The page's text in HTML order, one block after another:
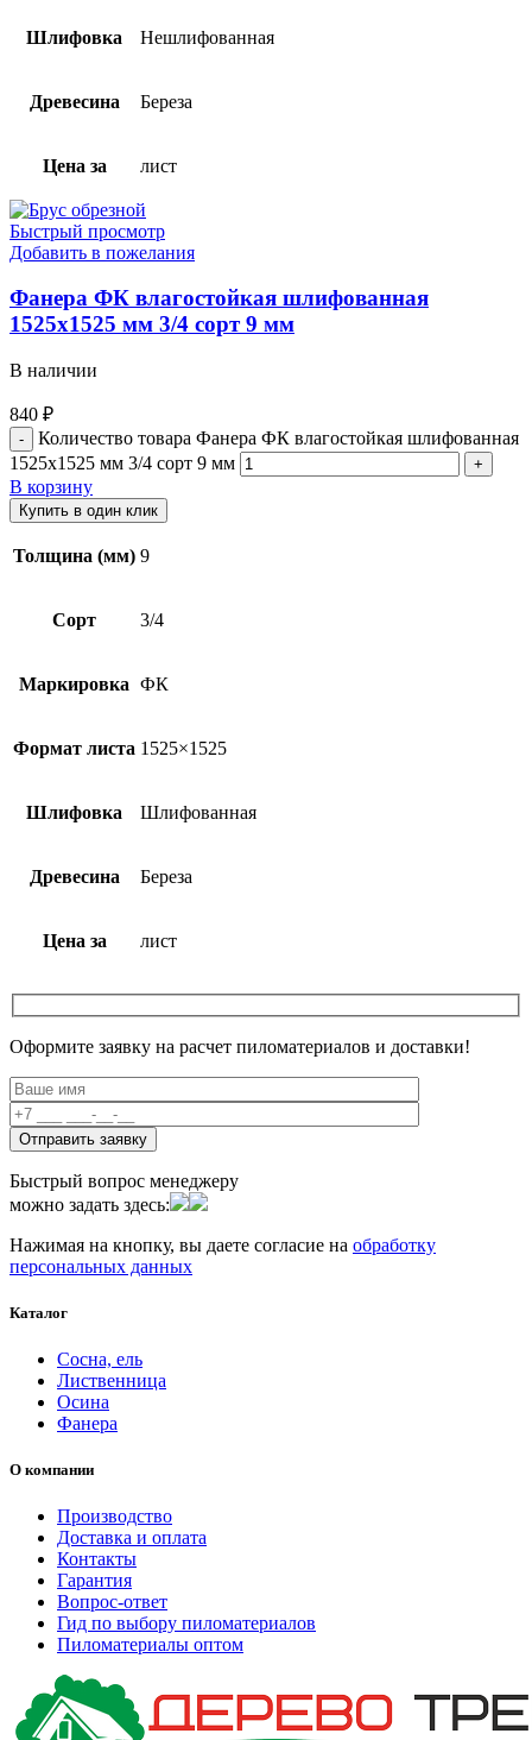
Шлифовка Нешлифованная
Древесина Береза
Цена за лист
Быстрый просмотр
Добавить в пожелания
Фанера ФК влагостойкая шлифованная
1525х1525 мм 3/4 сорт 9 мм
В наличии
840 ₽
Количество товара Фанера ФК влагостойкая шлифованная
1525х1525 мм 3/4 сорт 9 мм
В корзину
Купить в один клик
Толщина (мм) 9
Сорт 3/4
Маркировка ФК
Формат листа 1525×1525
Шлифовка Шлифованная
Древесина Береза
Цена за лист
Оформите заявку на расчет пиломатериалов и доставки!
Быстрый вопрос менеджеру
можно задать здесь:
Нажимая на кнопку, вы даете согласие на обработку
персональных данных
Каталог
Сосна, ель
Лиственница
Осина
Фанера
О компании
Производство
Доставка и оплата
Контакты
Гарантия
Вопрос-ответ
Гид по выбору пиломатериалов
Пиломатериалы оптом